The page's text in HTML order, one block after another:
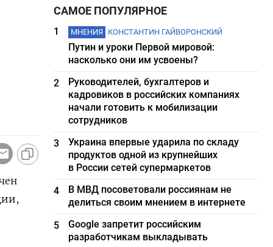
САМОЕ ПОПУЛЯРНОЕ
1 МНЕНИЯ КОНСТАНТИН ГАЙВОРОНСКИЙ
Путин и уроки Первой мировой:
насколько они им усвоены?
2
Руководителей, бухгалтеров и
кадровиков в российских компаниях
начали готовить к мобилизации
сотрудников
3
Украина впервые ударила по складу
продуктов одной из крупнейших
в России сетей супермаркетов
4
В МВД посоветовали россиянам не
делиться своим мнением в интернете
5
Google запретит российским
разработчикам выкладывать